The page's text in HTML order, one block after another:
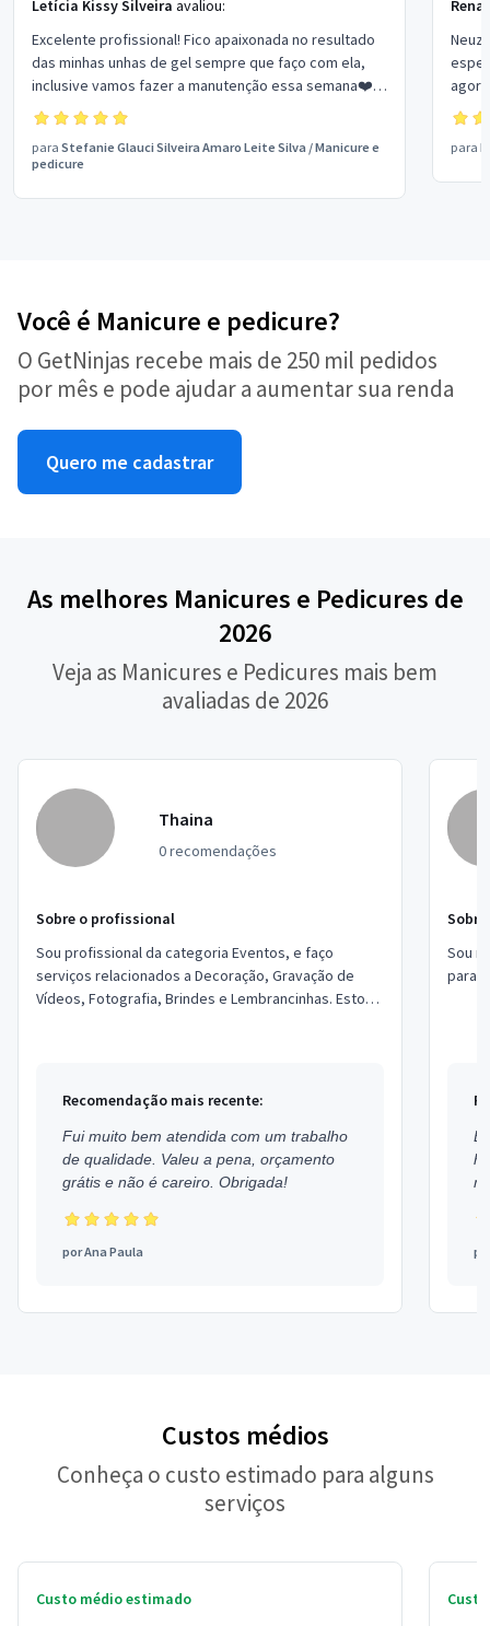
Letícia Kissy Silveira avaliou:
Excelente profissional! Fico apaixonada no resultado
das minhas unhas de gel sempre que faço com ela,
inclusive vamos fazer a manutenção essa semana❤️
🥰
para Stefanie Glauci Silveira Amaro Leite Silva /Manicure e
pedicure
uma
com
para
Você é Manicure e pedicure?
O GetNinjas recebe mais de 250 mil pedidos
por mês e pode ajudar a aumentar sua renda
Quero me cadastrar
As melhores Manicures e Pedicures de
2026
Veja as Manicures e Pedicures mais bem
avaliadas de 2026
Thaina
0 recomendações
Sobre o profissional
Sou profissional da categoria Eventos, e faço
serviços relacionados a Decoração, Gravação de
Vídeos, Fotografia, Brindes e Lembrancinhas. Estou
Recomendação mais recente:
Fui muito bem atendida com um trabalho
de qualidade. Valeu a pena, orçamento
grátis e não é careiro. Obrigada!
porAna Paula
Sou
para
Custos médios
Conheça o custo estimado para alguns
serviços
Custo médio estimado